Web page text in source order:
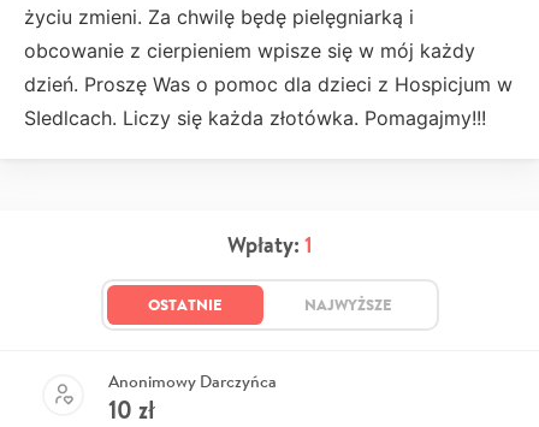
życiu zmieni. Za chwilę będę pielęgniarką i
obcowanie z cierpieniem wpisze się w mój każdy
dzień. Proszę Was o pomoc dla dzieci z Hospicjum w
SIedlcach. Liczy się każda złotówka. Pomagajmy!!!
Wpłaty: 1
OSTATNIE NAJWYŻSZE
Anonimowy Darczyńca
10 zł